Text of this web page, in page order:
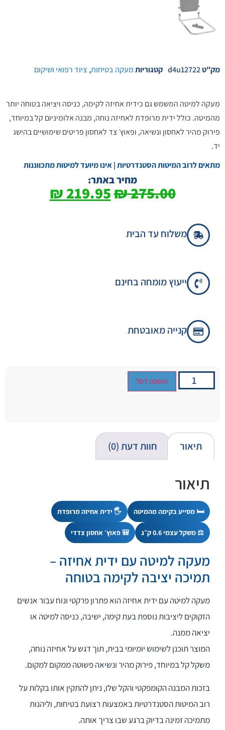
מק"טd4u12722 קטגוריותמעקה בטיחות, ציוד רפואי ושיקום
מעקה למיטה המשמש גם כידית אחיזה לקימה, כניסה ויציאה בטוחה יותר
מהמיטה. כולל ידית מרופדת לאחיזה נוחה, מבנה אלומיניום קל במיוחד,
פירוק מהיר לאחסון ונשיאה, ופאוץ׳ צד לאחסון פריטים שימושיים בהישג
יד.
מתאים לרוב המיטות הסטנדרטיות | אינו מיועד למיטות מתכווננות
מחיר באתר:
275.00
₪
219.95
₪
משלוח עד הבית
ייעוץ מומחה בחינם
קנייה מאובטחת
הוספה לסל
תיאור חוות דעת (0)
תיאור
🛏️ מסייע בקימה מהמיטה 🖐️ ידית אחיזה מרופדת
⚖️ משקל עצמי 0.6 ק״ג 🎒 פאוץ׳ אחסון צדדי
מעקה למיטה עם ידית אחיזה –
תמיכה יציבה לקימה בטוחה
מעקה למיטה עם ידית אחיזה הוא פתרון פרקטי ונוח עבור אנשים
הזקוקים ליציבות נוספת בעת קימה, ישיבה, כניסה למיטה או
יציאה ממנה.
המוצר תוכנן לשימוש יומיומי בבית, תוך דגש על אחיזה נוחה,
משקל קל במיוחד, פירוק מהיר ונשיאה פשוטה ממקום למקום.
בזכות המבנה הקומפקטי והקל שלו, ניתן להתקין אותו בקלות על
רוב המיטות הסטנדרטיות באמצעות רצועת בטיחות, וליהנות
מתמיכה זמינה בדיוק ברגע שבו צריך אותה.